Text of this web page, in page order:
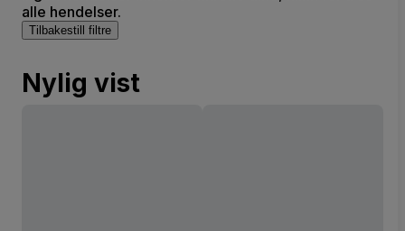
alle hendelser.
Tilbakestill filtre
Nylig vist